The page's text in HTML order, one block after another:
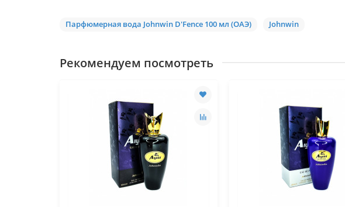
Парфюмерная вода Johnwin D'Fence 100 мл (ОАЭ) Johnwin
Рекомендуем посмотреть